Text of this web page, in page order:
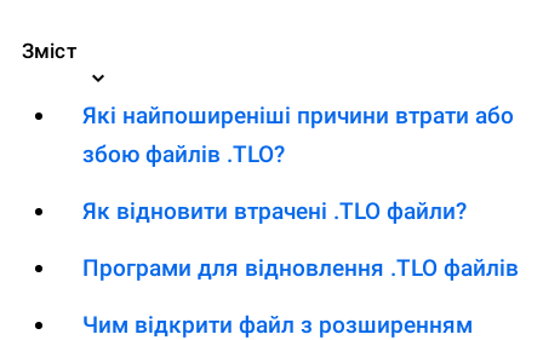
Зміст
Які найпоширеніші причини втрати або
збою файлів .TLO?
Як відновити втрачені .TLO файли?
Програми для відновлення .TLO файлів
Чим відкрити файл з розширенням